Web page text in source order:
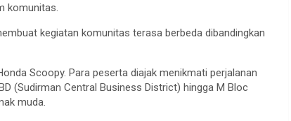
komunitas.
kegiatan komunitas terasa berbeda dibandingkan
Scoopy. Para peserta diajak menikmati perjalanan
(Sudirman Central Business District) hingga M Bloc
muda.